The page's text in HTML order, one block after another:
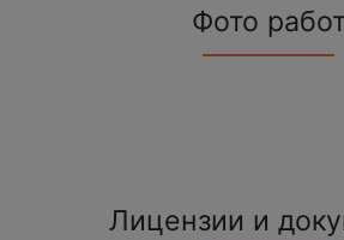
Фото
Лицензии и